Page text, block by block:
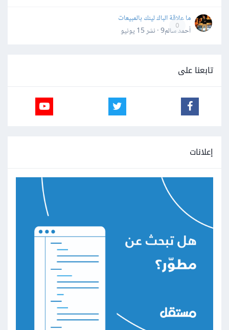
0
ما علاقة الباك لينك بالمبيعات
أحمد سالم9 · نشر
15 يونيو
تابعنا على
إعلانات